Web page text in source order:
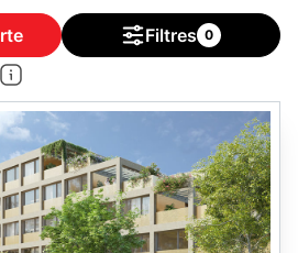
Filtres 0